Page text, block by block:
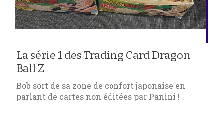
La série 1 des Trading Card Dragon
Ball Z
Bob sort de sa zone de confort japonaise en
parlant de cartes non éditées par Panini !